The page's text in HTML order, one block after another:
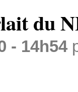
du
- 14h54